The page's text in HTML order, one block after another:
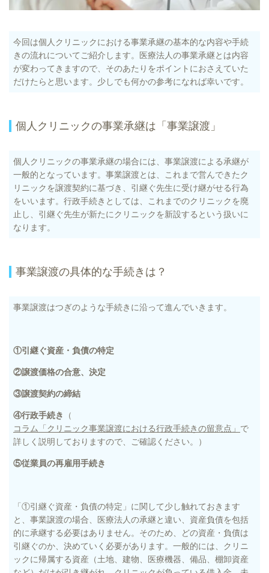
今回は個人クリニックにおける事業承継の基本的な内容や手続
きの流れについてご紹介します。医療法人の事業承継とは内容
が変わってきますので、そのあたりをポイントにおさえていた
だけたらと思います。少しでも何かの参考になれば幸いです。
個人クリニックの事業承継は「事業譲渡」
個人クリニックの事業承継の場合には、事業譲渡による承継が
一般的となっています。事業譲渡とは、これまで営んできたク
リニックを譲渡契約に基づき、引継ぐ先生に受け継がせる行為
をいいます。行政手続きとしては、これまでのクリニックを廃
止し、引継ぐ先生が新たにクリニックを新設するという扱いに
なります。
事業譲渡の具体的な手続きは？
事業譲渡はつぎのような手続きに沿って進んでいきます。
①引継ぐ資産・負債の特定
②譲渡価格の合意、決定
③譲渡契約の締結
④行政手続き
（
コラム「クリニック事業譲渡における行政手続きの留意点」 で
詳しく説明しておりますので、ご確認ください。）
⑤従業員の再雇用手続き
「①引継ぐ資産・負債の特定」に関して少し触れておきます
と、事業譲渡の場合、医療法人の承継と違い、資産負債を包括
的に承継する必要はありません。そのため、どの資産・負債は
引継ぐのか、決めていく必要があります。一般的には、クリニ
ックに帰属する資産（土地、建物、医療機器、備品、棚卸資産